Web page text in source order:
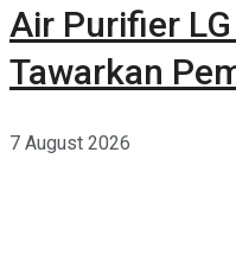
Air Purifier
Tawarkan
7 August 2026